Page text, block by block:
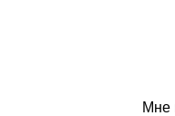
Мне